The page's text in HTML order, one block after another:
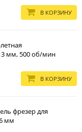
В КОРЗИНУ
мм, 500 об/мин
В КОРЗИНУ
фрезер для
мм